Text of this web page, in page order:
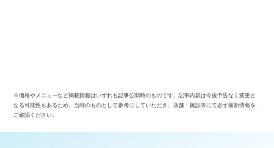
※価格やメニューなど掲載情報はいずれも記事公開時のものです。記事内容は今後予告なく変更と
なる可能性もあるため、当時のものとして参考にしていただき、店舗・施設等にて必ず最新情報を
ご確認ください。